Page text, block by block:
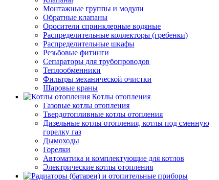
Монтажные группы и модули
Обратные клапаны
Оросители спринклерные водяные
Распределительные коллекторы (гребенки)
Распределительные шкафы
Резьбовые фитинги
Сепараторы для трубопроводов
Теплообменники
Фильтры механической очистки
Шаровые краны
Котлы отопления
Газовые котлы отопления
Твердотопливные котлы отопления
Дизельные котлы отопления, котлы под сменную
горелку газ
Дымоходы
Горелки
Автоматика и комплектующие для котлов
Электрические котлы отопления